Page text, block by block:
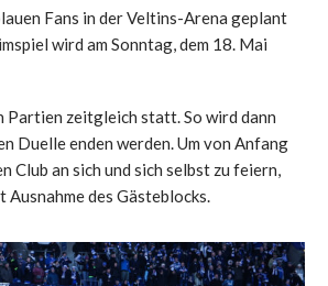
Fans in der Veltins-Arena geplant
wird am Sonntag, dem 18. Mai
Partien zeitgleich statt. So wird dann
Duelle enden werden. Um von Anfang
Club an sich und sich selbst zu feiern,
des Gästeblocks.